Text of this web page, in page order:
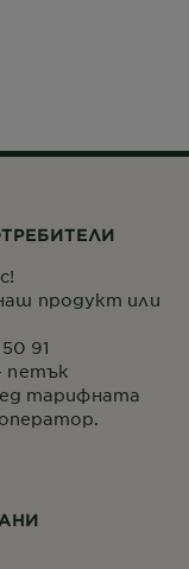
продукт или
91
петък
тарифната